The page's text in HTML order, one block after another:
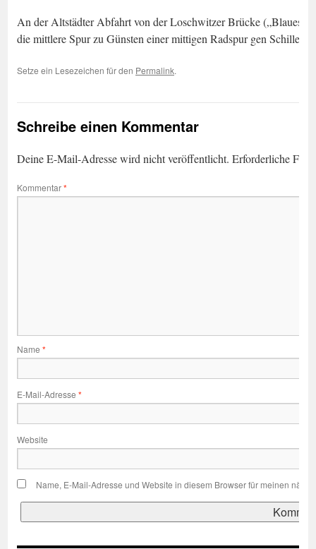
An der Altstädter Abfahrt von der Loschwitzer Brücke („Blaues
die mittlere Spur zu Günsten einer mittigen Radspur gen
Setze ein Lesezeichen für den Permalink.
Schreibe einen Kommentar
Deine E-Mail-Adresse wird nicht veröffentlicht. Erforderliche
Kommentar*
Name *
E-Mail-Adresse *
Website
Name, E-Mail-Adresse und Website in diesem Browser für meinen